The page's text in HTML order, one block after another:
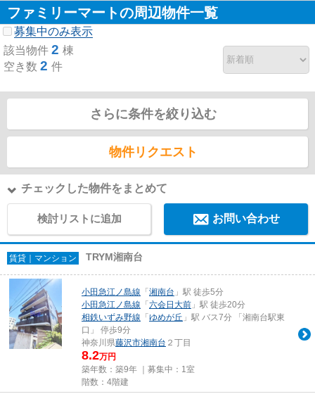
ファミリーマートの周辺物件一覧
募集中のみ表示
該当物件 2 棟
空き数 2 件
さらに条件を絞り込む
物件リクエスト
チェックした物件をまとめて
検討リストに追加 お問い合わせ
賃貸｜マンション TRYM湘南台
小田急江ノ島線 「 湘南台 」駅 徒歩5分
小田急江ノ島線 「 六会日大前 」駅 徒歩20分
相鉄いずみ野線 「 ゆめが丘 」駅 バス7分 「湘南台駅東
口」 停歩9分
神奈川県藤沢市湘南台 ２丁目
8.2万円
築年数：築9年 ｜募集中： 1室
階数：4階建